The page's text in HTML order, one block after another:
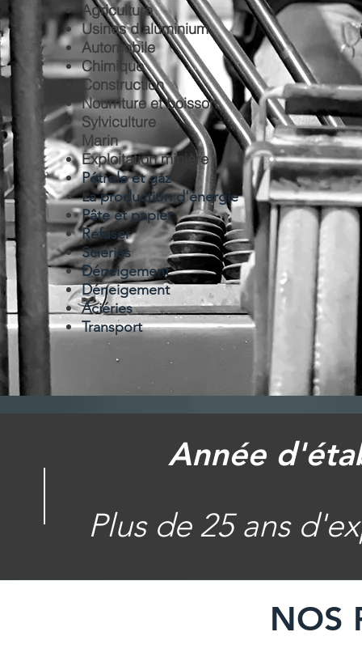
Agriculture
Usines d'aluminium
Automobile
Chimique
Construction
Nourriture et boisson
Sylviculture
Marin
Exploitation minière
Pétrole et gaz
La production d'énergie
Pâte et papier
Refuser
Scieries
Déneigement
Déneigement
Aciéries
Transport
Année
Plus de 25 ans
NOS